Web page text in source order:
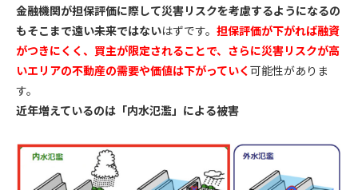
金融機関が担保評価に際して災害リスクを考慮するようになるの
もそこまで遠い未来ではないはずです。 担保評価が下がれば融資
がつきにくく、買主が限定されることで、さらに災害リスクが高
いエリアの不動産の需要や価値は下がっていく可能性がありま
す。
近年増えているのは「内水氾濫」による被害